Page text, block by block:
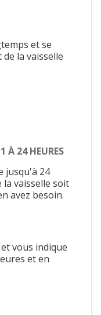
et se
la vaisselle
À 24 HEURES
jusqu'à 24
vaisselle soit
avez besoin.
vous indique
et en